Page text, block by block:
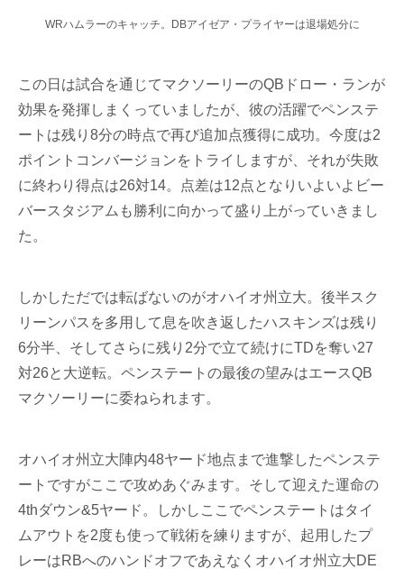
WRハムラーのキャッチ。DBアイゼア・プライヤーは退場処分に
この日は試合を通じてマクソーリーのQBドロー・ランが
効果を発揮しまくっていましたが、彼の活躍でペンステ
ートは残り8分の時点で再び追加点獲得に成功。今度は2
ポイントコンバージョンをトライしますが、それが失敗
に終わり得点は26対14。点差は12点となりいよいよビー
バースタジアムも勝利に向かって盛り上がっていきまし
た。
しかしただでは転ばないのがオハイオ州立大。後半スク
リーンパスを多用して息を吹き返したハスキンズは残り
6分半、そしてさらに残り2分で立て続けにTDを奪い27
対26と大逆転。ペンステートの最後の望みはエースQB
マクソーリーに委ねられます。
オハイオ州立大陣内48ヤード地点まで進撃したペンステ
ートですがここで攻めあぐみます。そして迎えた運命の
4thダウン&5ヤード。しかしここでペンステートはタイ
ムアウトを2度も使って戦術を練りますが、起用したプ
レーはRBへのハンドオフであえなくオハイオ州立大DE